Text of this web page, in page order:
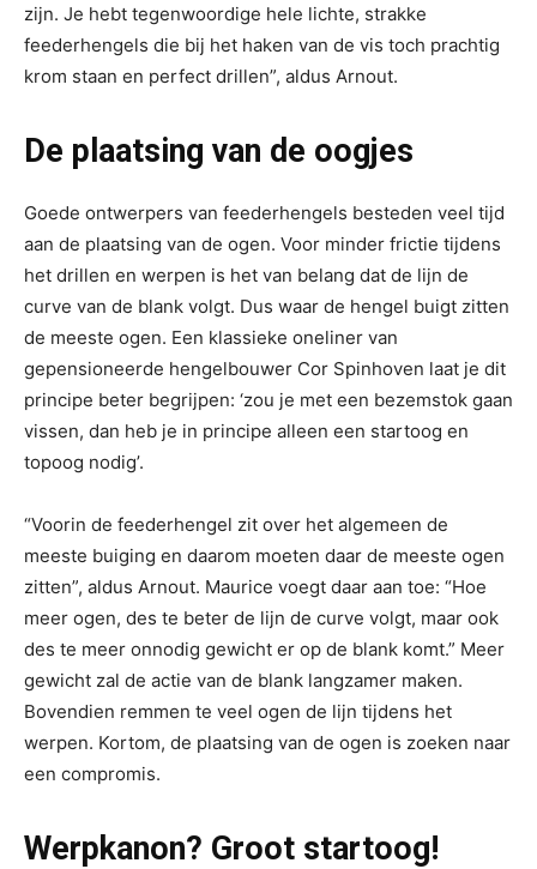
zijn. Je hebt tegenwoordige hele lichte, strakke
feederhengels die bij het haken van de vis toch prachtig
krom staan en perfect drillen”, aldus Arnout.
De plaatsing van de oogjes
Goede ontwerpers van feederhengels besteden veel tijd
aan de plaatsing van de ogen. Voor minder frictie tijdens
het drillen en werpen is het van belang dat de lijn de
curve van de blank volgt. Dus waar de hengel buigt zitten
de meeste ogen. Een klassieke oneliner van
gepensioneerde hengelbouwer Cor Spinhoven laat je dit
principe beter begrijpen: ‘zou je met een bezemstok gaan
vissen, dan heb je in principe alleen een startoog en
topoog nodig’.
“Voorin de feederhengel zit over het algemeen de
meeste buiging en daarom moeten daar de meeste ogen
zitten”, aldus Arnout. Maurice voegt daar aan toe: “Hoe
meer ogen, des te beter de lijn de curve volgt, maar ook
des te meer onnodig gewicht er op de blank komt.” Meer
gewicht zal de actie van de blank langzamer maken.
Bovendien remmen te veel ogen de lijn tijdens het
werpen. Kortom, de plaatsing van de ogen is zoeken naar
een compromis.
Werpkanon? Groot startoog!